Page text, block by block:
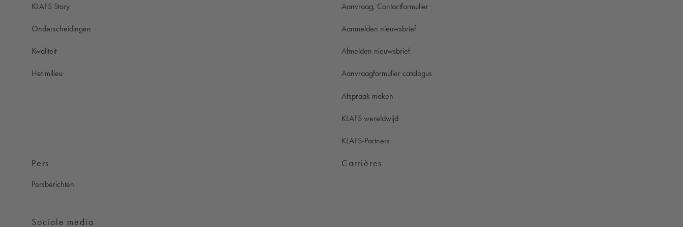
KLAFS Story
Onderscheidingen
Kwaliteit
Het milieu
Aanvraag, Contactformulier
Aanmelden nieuwsbrief
Afmelden nieuwsbrief
Aanvraagformulier catalogus
Afspraak maken
KLAFS wereldwijd
KLAFS-Partners
Pers
Persberichten
Carrières
Sociale media